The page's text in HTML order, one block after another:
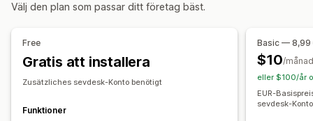
Debitering och fakturering
Betalningsvillkor
Skatteavdrag
Returer
Streckkoder
Flera valutor
Välj den plan som passar ditt företag bäst.
Free
Gratis att installera
Zusätzliches sevdesk-Konto benötigt
Funktioner
Basic — 8,99
$10/månad
eller $100/år
EUR-
sevdesk-